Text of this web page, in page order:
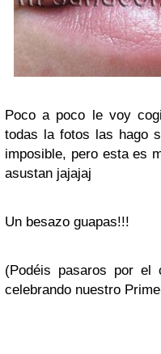
Poco a poco le voy
todas la fotos las hago
imposible, pero esta es
asustan jajajaj
Un besazo guapas!!!
(Podéis pasaros por el
celebrando nuestro